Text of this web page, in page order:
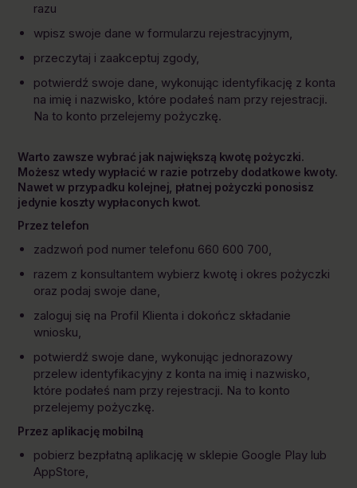
razu
wpisz swoje dane w formularzu rejestracyjnym,
przeczytaj i zaakceptuj zgody,
potwierdź swoje dane, wykonując identyfikację z konta
na imię i nazwisko, które podałeś nam przy rejestracji.
Na to konto przelejemy pożyczkę.
Warto zawsze wybrać jak największą kwotę pożyczki.
Możesz wtedy wypłacić w razie potrzeby dodatkowe kwoty.
Nawet w przypadku kolejnej, płatnej pożyczki ponosisz
jedynie koszty wypłaconych kwot.
Przez telefon
zadzwoń pod numer telefonu 660 600 700,
razem z konsultantem wybierz kwotę i okres pożyczki
oraz podaj swoje dane,
zaloguj się na Profil Klienta i dokończ składanie
wniosku,
potwierdź swoje dane, wykonując jednorazowy
przelew identyfikacyjny z konta na imię i nazwisko,
które podałeś nam przy rejestracji. Na to konto
przelejemy pożyczkę.
Przez aplikację mobilną
pobierz bezpłatną aplikację w sklepie Google Play lub
AppStore,